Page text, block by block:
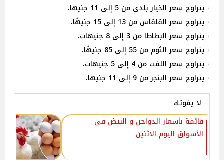
- يتراوح سعر الخيار بلدي من 5 إلى 11 جنيها.
- يتراوح سعر القلقاس من 13 إلى 15 جنيهًا.
- يتراوح سعر البطاطا من 3 إلى 8 جنيهات.
- يتراوح سعر الثوم من 55 إلى 85 جنيهًا.
- يتراوح سعر اللفت من 4 إلى 5 جنيهات.
- يتراوح سعر البنجر من 9 إلى 11 جنيها.
لا يفوتك
قائمة بأسعار الدواجن و البيض فى
الأسواق اليوم الاثنين